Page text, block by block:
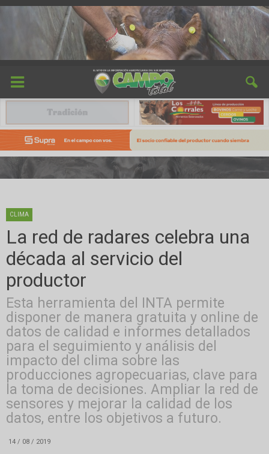
CLIMA
La red de radares celebra una
década al servicio del
productor
Esta herramienta del INTA permite
disponer de manera gratuita y online de
datos de calidad e informes detallados
para el seguimiento y análisis del
impacto del clima sobre las
producciones agropecuarias, clave para
la toma de decisiones. Ampliar la red de
sensores y mejorar la calidad de los
datos, entre los objetivos a futuro.
14 / 08 / 2019